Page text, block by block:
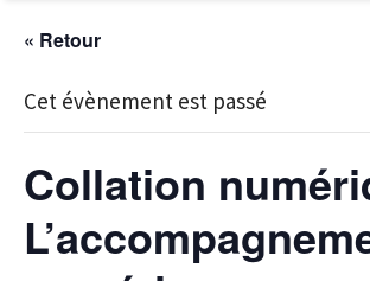
« Retour
Cet évènement est passé
Collation